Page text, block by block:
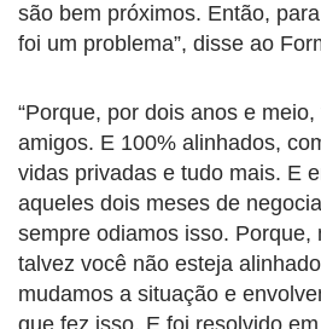
são bem próximos. Então,
foi um problema”, disse ao
“Porque, por dois anos e
amigos. E 100% alinhados,
vidas privadas e tudo mais. E
aqueles dois meses de
sempre odiamos isso. Porque,
talvez você não esteja
mudamos a situação e